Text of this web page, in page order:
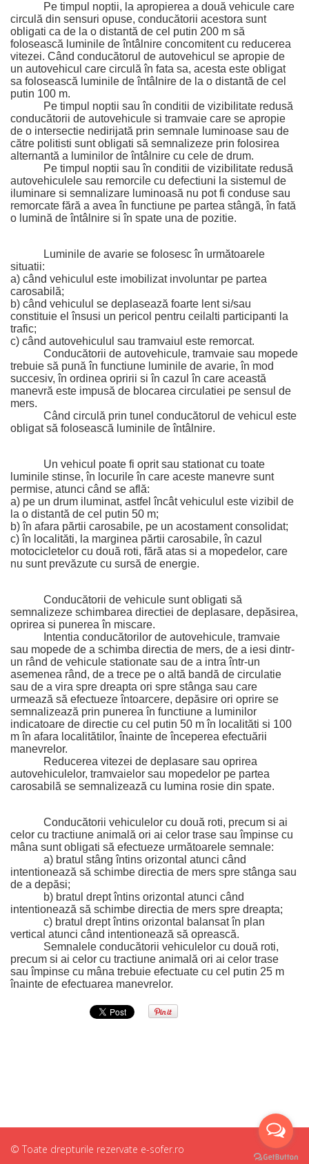
Pe timpul noptii, la apropierea a două vehicule care
circulă din sensuri opuse, conducătorii acestora sunt
obligati ca de la o distantă de cel putin 200 m să
folosească luminile de întâlnire concomitent cu reducerea
vitezei. Când conducătorul de autovehicul se apropie de
un autovehicul care circulă în fata sa, acesta este obligat
sa folosească luminile de întâlnire de la o distantă de cel
putin 100 m.
Pe timpul noptii sau în conditii de vizibilitate redusă
conducătorii de autovehicule si tramvaie care se apropie
de o intersectie nedirijată prin semnale luminoase sau de
către politisti sunt obligati să semnalizeze prin folosirea
alternantă a luminilor de întâlnire cu cele de drum.
Pe timpul noptii sau în conditii de vizibilitate redusă
autovehiculele sau remorcile cu defectiuni la sistemul de
iluminare si semnalizare luminoasă nu pot fi conduse sau
remorcate fără a avea în functiune pe partea stângă, în fată
o lumină de întâlnire si în spate una de pozitie.
Luminile de avarie se folosesc în următoarele
situatii:
a) când vehiculul este imobilizat involuntar pe partea
carosabilă;
b) când vehiculul se deplasează foarte lent si/sau
constituie el însusi un pericol pentru ceilalti participanti la
trafic;
c) când autovehiculul sau tramvaiul este remorcat.
Conducătorii de autovehicule, tramvaie sau mopede
trebuie să pună în functiune luminile de avarie, în mod
succesiv, în ordinea opririi si în cazul în care această
manevră este impusă de blocarea circulatiei pe sensul de
mers.
Când circulă prin tunel conducătorul de vehicul este
obligat să folosească luminile de întâlnire.
Un vehicul poate fi oprit sau stationat cu toate
luminile stinse, în locurile în care aceste manevre sunt
permise, atunci când se află:
a) pe un drum iluminat, astfel încât vehiculul este vizibil de
la o distantă de cel putin 50 m;
b) în afara părtii carosabile, pe un acostament consolidat;
c) în localităti, la marginea părtii carosabile, în cazul
motocicletelor cu două roti, fără atas si a mopedelor, care
nu sunt prevăzute cu sursă de energie.
Conducătorii de vehicule sunt obligati să
semnalizeze schimbarea directiei de deplasare, depăsirea,
oprirea si punerea în miscare.
Intentia conducătorilor de autovehicule, tramvaie
sau mopede de a schimba directia de mers, de a iesi dintr-
un rând de vehicule stationate sau de a intra într-un
asemenea rând, de a trece pe o altă bandă de circulatie
sau de a vira spre dreapta ori spre stânga sau care
urmează să efectueze întoarcere, depăsire ori oprire se
semnalizează prin punerea în functiune a luminilor
indicatoare de directie cu cel putin 50 m în localităti si 100
m în afara localitătilor, înainte de începerea efectuării
manevrelor.
Reducerea vitezei de deplasare sau oprirea
autovehiculelor, tramvaielor sau mopedelor pe partea
carosabilă se semnalizează cu lumina rosie din spate.
Conducătorii vehiculelor cu două roti, precum si ai
celor cu tractiune animală ori ai celor trase sau împinse cu
mâna sunt obligati să efectueze următoarele semnale:
a) bratul stâng întins orizontal atunci când
intentionează să schimbe directia de mers spre stânga sau
de a depăsi;
b) bratul drept întins orizontal atunci când
intentionează să schimbe directia de mers spre dreapta;
c) bratul drept întins orizontal balansat în plan
vertical atunci când intentionează să oprească.
Semnalele conducătorii vehiculelor cu două roti,
precum si ai celor cu tractiune animală ori ai celor trase
sau împinse cu mâna trebuie efectuate cu cel putin 25 m
înainte de efectuarea manevrelor.
© Toate drepturile rezervate e-sofer.ro